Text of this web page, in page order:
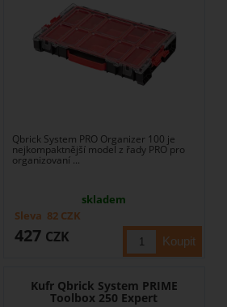
Qbrick System PRO Organizer 100 je
nejkompaktnější model z řady PRO pro
organizovaní ...
skladem
427 CZK
Sleva 82 CZK
Kufr Qbrick System PRIME
Toolbox 250 Expert